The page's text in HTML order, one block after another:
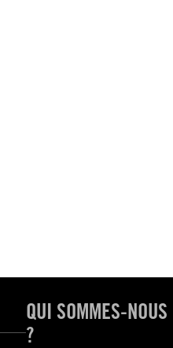
QUI SOMMES-NOUS
?